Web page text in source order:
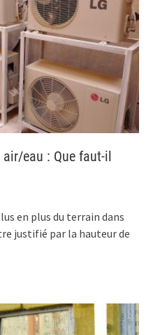
eau : Que faut-il
en plus du terrain dans
justifié par la hauteur de